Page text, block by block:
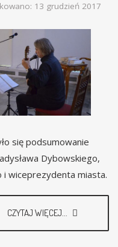
13 grudzień 2017
się podsumowanie
Dybowskiego,
i wiceprezydenta miasta.
CZYTAJ WIĘCEJ...